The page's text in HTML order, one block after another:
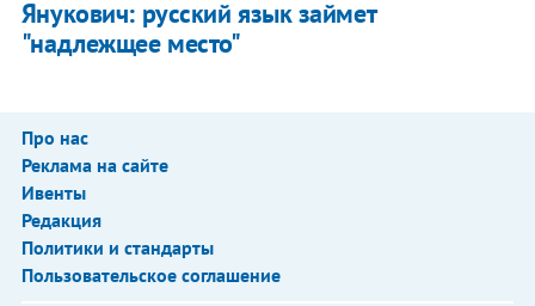
Янукович: русский язык займет
"надлежщее место"
Про нас
Реклама на сайте
Ивенты
Редакция
Политики и стандарты
Пользовательское соглашение